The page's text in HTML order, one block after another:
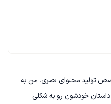
تولید محتوای بصری. من به
برندها کمک می‌کنم تا داستان خودشون رو به شکلی